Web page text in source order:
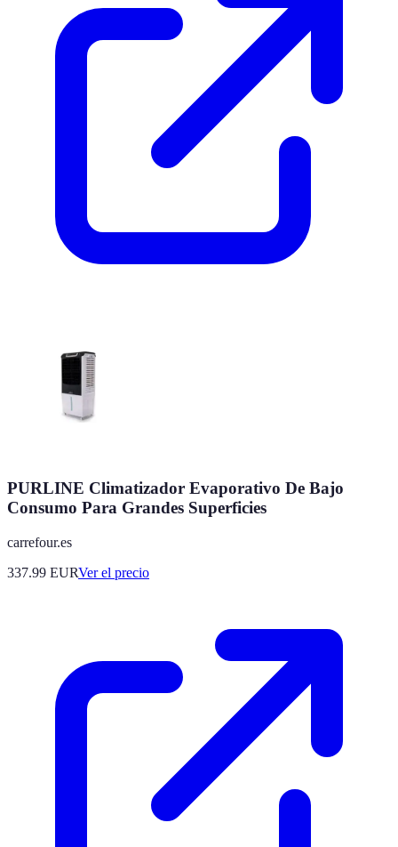
PURLINE Climatizador Evaporativo De Bajo
Consumo Para Grandes Superficies
carrefour.es
337.99 EURVer el precio